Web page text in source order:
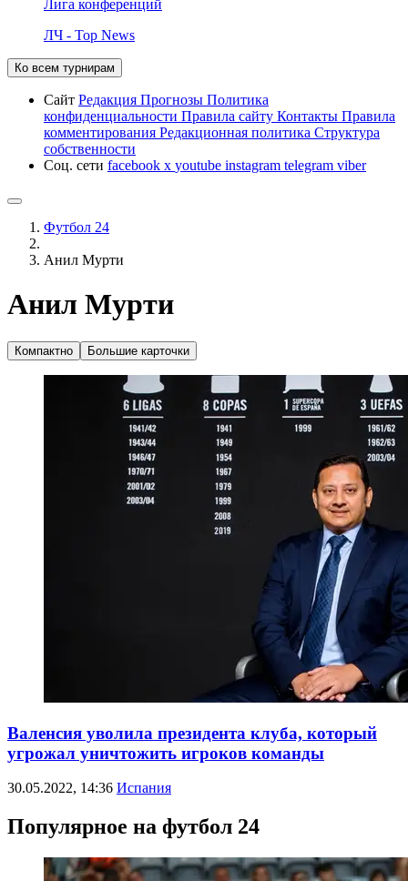
Лига конференций
ЛЧ - Top News
Ко всем турнирам
Сайт Редакция Прогнозы Политика
конфиденциальности Правила сайту Контакты Правила
комментирования Редакционная политика Структура
собственности
Соц. сети facebook x youtube instagram telegram viber
Футбол 24
Анил Мурти
Анил Мурти
Компактно Большие карточки
Валенсия уволила президента клуба, который
угрожал уничтожить игроков команды
30.05.2022, 14:36 Испания
Популярное на футбол 24